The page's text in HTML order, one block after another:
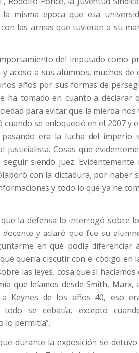
misma época que esa
las armas que tuvieran a su
del imputado como
acoso a sus alumnos, muchos de
años por sus formas de
ha tomado en cuanto a declarar
para evitar que la mierda nos
cuando se enloqueció en el 2007 y
era la lucha del imperio
justicialista. Cosas que
siendo juez. Evidentemente
con la dictadura, por haber
y todo lo que ya he
la defensa lo interrogó sobre
y aclaró que fue su
en qué podía diferenciar
quería discutir con el código en
las leyes, cosa que sí hacíamos
que leíamos desde Smith, Marx,
Keynes de los años 40, eso
todo se debatía, excepto
lo permitía”.
durante la exposición se